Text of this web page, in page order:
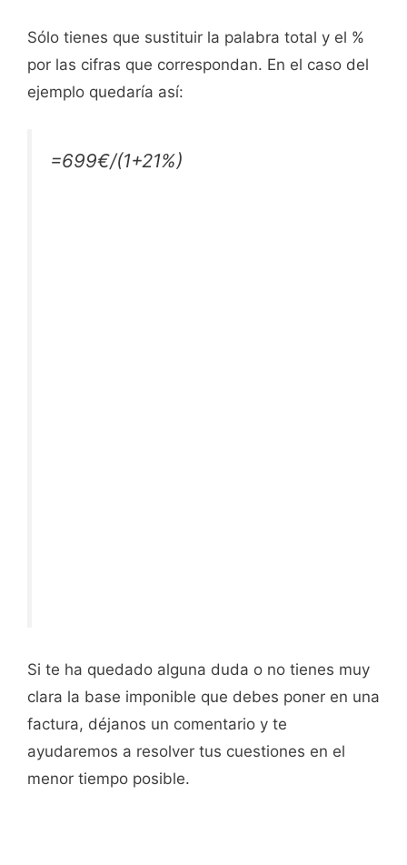
Sólo tienes que sustituir la palabra total y el %
por las cifras que correspondan. En el caso del
ejemplo quedaría así:
=699€/(1+21%)
Si te ha quedado alguna duda o no tienes muy
clara la base imponible que debes poner en una
factura, déjanos un comentario y te
ayudaremos a resolver tus cuestiones en el
menor tiempo posible.